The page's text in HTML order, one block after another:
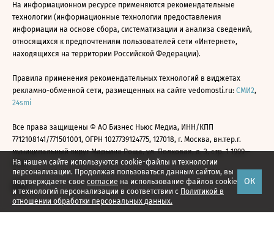
На нашем сайте используются cookie-файлы и технологии
персонализации. Продолжая пользоваться данным сайтом, вы
подтверждаете свое согласие на использование файлов cookie
и технологий персонализации в соответствии с Политикой в
отношении обработки персональных данных.
ОК
На информационном ресурсе применяются рекомендательные
технологии (информационные технологии предоставления
информации на основе сбора, систематизации и анализа сведений,
относящихся к предпочтениям пользователей сети «Интернет»,
находящихся на территории Российской Федерации).
Правила применения рекомендательных технологий в виджетах
рекламно-обменной сети, размещенных на сайте vedomosti.ru: СМИ2,
24smi
Все права защищены © АО Бизнес Ньюс Медиа, ИНН/КПП
7712108141/771501001, ОГРН 1027739124775, 127018, г. Москва, вн.тер.г.
муниципальный округ Марьина Роща, ул. Полковая, д. 3, стр. 1 1999—
2026